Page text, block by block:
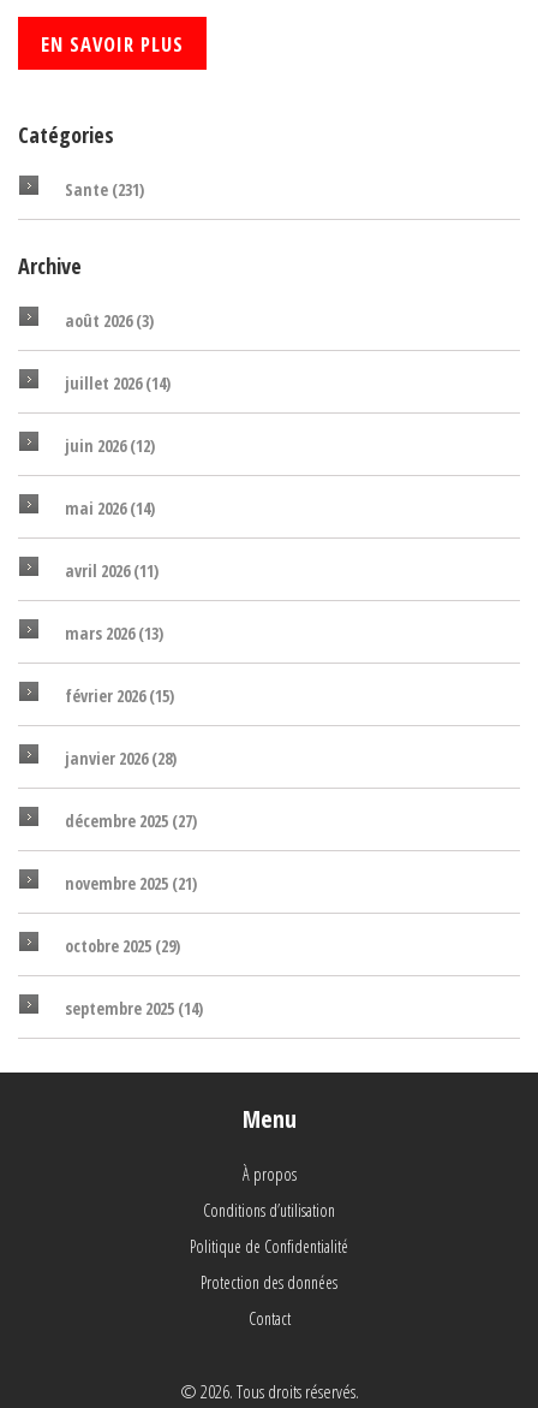
EN SAVOIR PLUS
Catégories
Sante (231)
Archive
août 2026(3)
juillet 2026(14)
juin 2026(12)
mai 2026(14)
avril 2026(11)
mars 2026(13)
février 2026(15)
janvier 2026(28)
décembre 2025 (27)
novembre 2025 (21)
octobre 2025 (29)
septembre 2025 (14)
Menu
À propos
Conditions d’utilisation
Politique de Confidentialité
Protection des données
Contact
© 2026. Tous droits réservés.